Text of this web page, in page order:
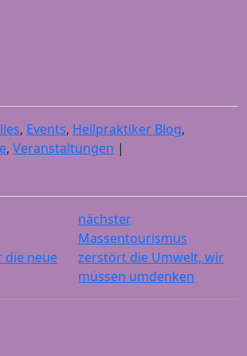
, Events, Heilpraktiker Blog,
, Veranstaltungen |
neue
nächster
Massentourismus
zerstört die Umwelt, wir
müssen umdenken